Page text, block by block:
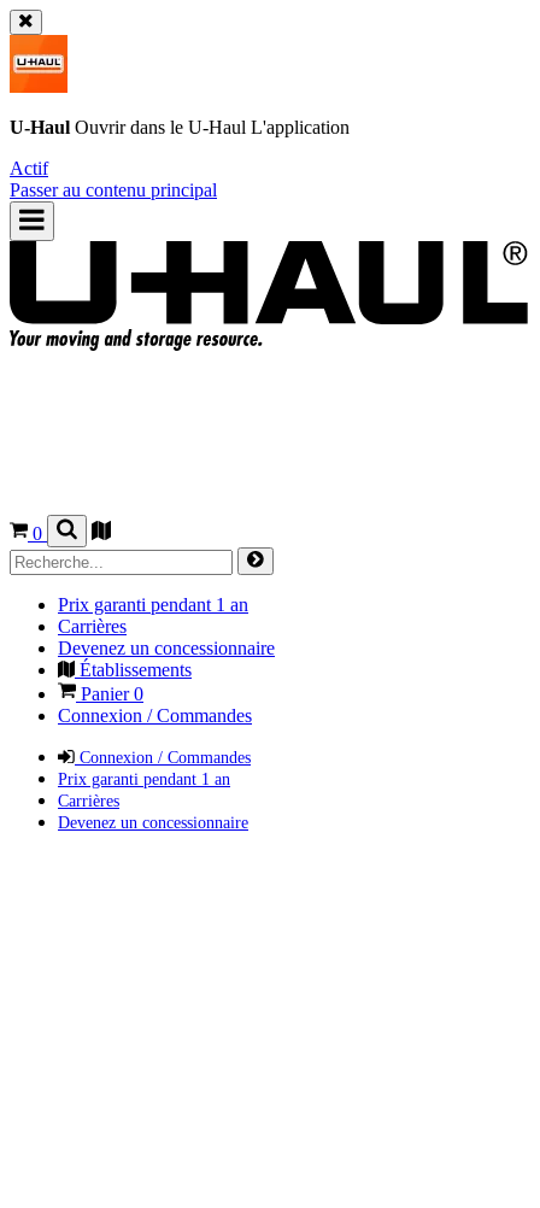
U-Haul Ouvrir dans le U-Haul L'application
Actif
Passer au contenu principal
0
Prix garanti pendant 1 an
Carrières
Devenez un concessionnaire
Établissements
Panier0
Connexion / Commandes
Connexion / Commandes
Prix garanti pendant 1 an
Carrières
Devenez un concessionnaire